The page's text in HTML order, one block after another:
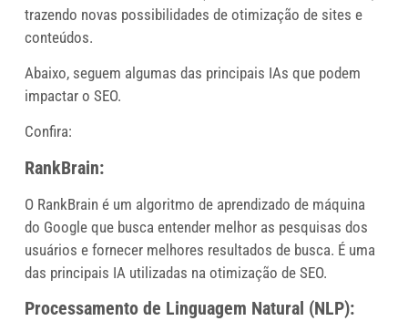
trazendo novas possibilidades de otimização de sites e
conteúdos.
Abaixo, seguem algumas das principais IAs que podem
impactar o SEO.
Confira:
RankBrain:
O RankBrain é um algoritmo de aprendizado de máquina
do Google que busca entender melhor as pesquisas dos
usuários e fornecer melhores resultados de busca. É uma
das principais IA utilizadas na otimização de SEO.
Processamento de Linguagem Natural (NLP):